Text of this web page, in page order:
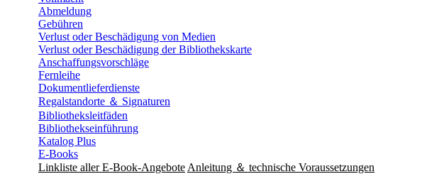
Abmeldung
Gebühren
Verlust oder Beschädigung von Medien
Verlust oder Beschädigung der Bibliothekskarte
Anschaffungsvorschläge
Fernleihe
Dokumentlieferdienste
Regalstandorte ＆ Signaturen
Bibliotheksleitfäden
Bibliothekseinführung
Katalog Plus
E-Books
Linkliste aller E-Book-Angebote Anleitung ＆ technische Voraussetzungen